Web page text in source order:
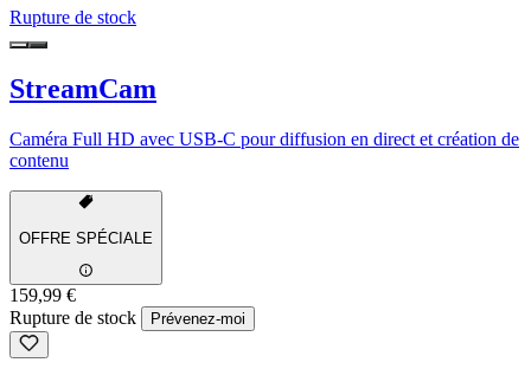
Rupture de stock
StreamCam
Caméra Full HD avec USB-C pour diffusion en direct et création de
contenu
OFFRE SPÉCIALE
159,99 €
Rupture de stock
Prévenez-moi